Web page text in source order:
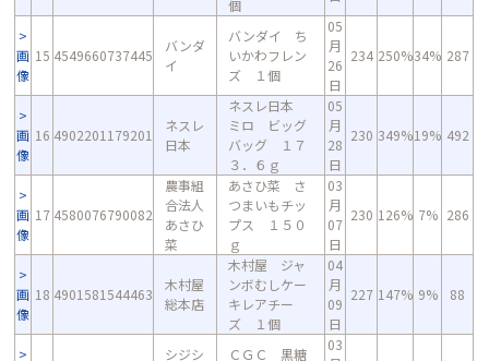
個
画
像
15 4549660737445
バンダ
イ
バンダイ ち
いかわフレン
ズ １個
05
月
26
日
234 250%34% 287
画
像
16 4902201179201
ネスレ
日本
ネスレ日本
ミロ ビッグ
バッグ １７
３．６ｇ
05
月
28
日
230 349%19% 492
画
像
17 4580076790082
農事組
合法人
あさひ
菜
あさひ菜 さ
つまいもチッ
プス １５０
ｇ
03
月
07
日
230 126% 7% 286
画
像
18 4901581544463
木村屋
総本店
木村屋 ジャ
ンボむしケー
キレアチー
ズ １個
04
月
09
日
227 147% 9% 88
シジシ
ＣＧＣ 黒糖
03